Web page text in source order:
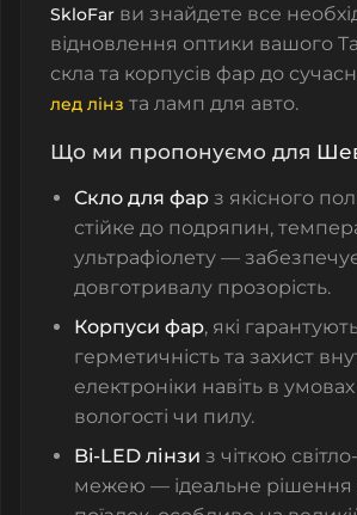
SkloFar ви знайдете все
відновлення оптики вашого
скла та корпусів фар до
лед лінз та ламп для авто.
Що ми пропонуємо для
Скло для фар з якісного
стійке до подряпин,
ультрафіолету —
довготривалу прозорість.
Корпуси фар, які
герметичність та захист
електроніки навіть в
вологості чи пилу.
Bi-LED лінзи з чіткою
межею — ідеальне рішення